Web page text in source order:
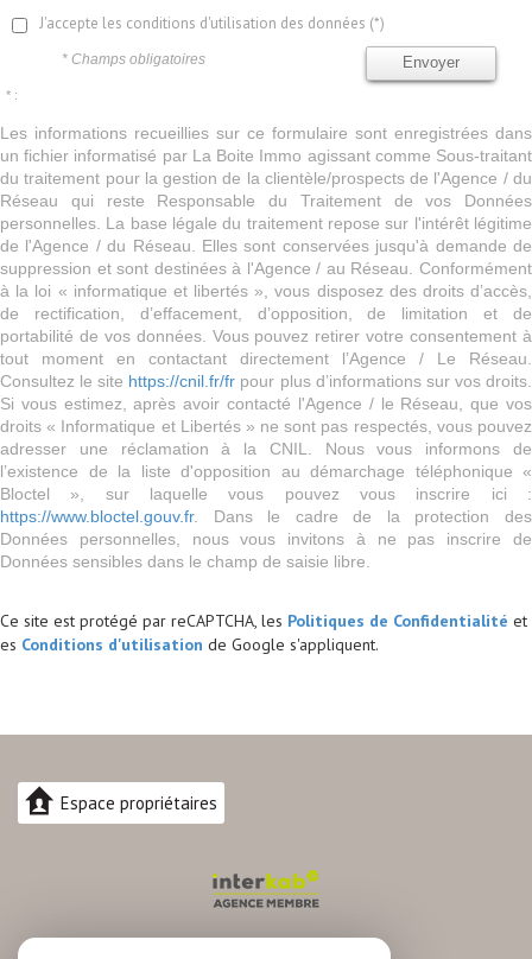
J'accepte les conditions d'utilisation des données (*)
Envoyer
* Champs obligatoires
* :
Les informations recueillies sur ce formulaire sont enregistrées dans
un fichier informatisé par La Boite Immo agissant comme Sous-traitant
du traitement pour la gestion de la clientèle/prospects de l'Agence / du
Réseau qui reste Responsable du Traitement de vos Données
personnelles. La base légale du traitement repose sur l'intérêt légitime
de l'Agence / du Réseau. Elles sont conservées jusqu'à demande de
suppression et sont destinées à l'Agence / au Réseau. Conformément
à la loi « informatique et libertés », vous disposez des droits d’accès,
de rectification, d’effacement, d’opposition, de limitation et de
portabilité de vos données. Vous pouvez retirer votre consentement à
tout moment en contactant directement l’Agence / Le Réseau.
Consultez le site https://cnil.fr/fr pour plus d’informations sur vos droits.
Si vous estimez, après avoir contacté l'Agence / le Réseau, que vos
droits « Informatique et Libertés » ne sont pas respectés, vous pouvez
adresser une réclamation à la CNIL. Nous vous informons de
l’existence de la liste d'opposition au démarchage téléphonique «
Bloctel », sur laquelle vous pouvez vous inscrire ici :
https://www.bloctel.gouv.fr. Dans le cadre de la protection des
Données personnelles, nous vous invitons à ne pas inscrire de
Données sensibles dans le champ de saisie libre.
Ce site est protégé par reCAPTCHA, les Politiques de Confidentialité et
es Conditions d'utilisation de Google s'appliquent.
Espace propriétaires